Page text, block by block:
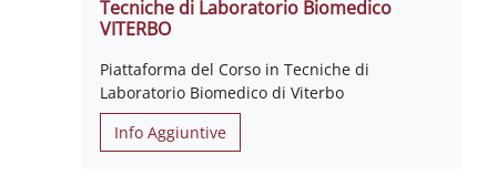
Tecniche di Laboratorio Biomedico
VITERBO
Piattaforma del Corso in Tecniche di
Laboratorio Biomedico di Viterbo
Info Aggiuntive